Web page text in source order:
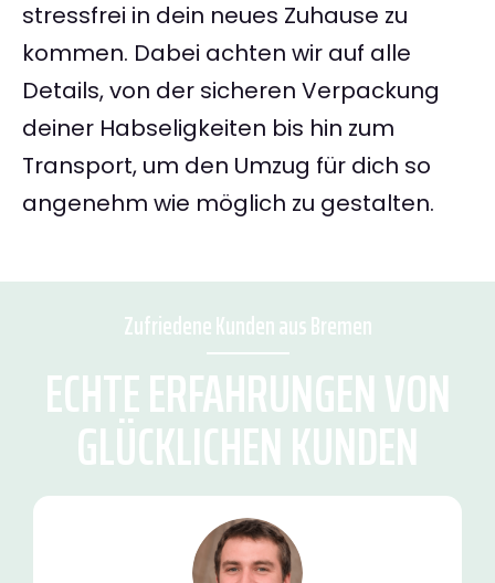
stressfrei in dein neues Zuhause zu
kommen. Dabei achten wir auf alle
Details, von der sicheren Verpackung
deiner Habseligkeiten bis hin zum
Transport, um den Umzug für dich so
angenehm wie möglich zu gestalten.
Zufriedene Kunden aus Bremen
ECHTE ERFAHRUNGEN VON
GLÜCKLICHEN KUNDEN